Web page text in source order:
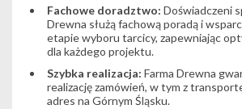
Fachowe doradztwo: Doświadczeni
Drewna służą fachową poradą i
etapie wyboru tarcicy, zapewniając
dla każdego projektu.
Szybka realizacja: Farma Drewna
realizację zamówień, w tym z
adres na Górnym Śląsku.